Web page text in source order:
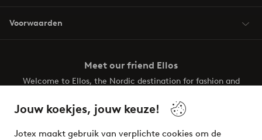
Jouw koekjes, jouw keuze!
Jotex maakt gebruik van verplichte cookies om de
Voorwaarden
Meet our friend Ellos
Welcome to Ellos, the Nordic destination for fashion and
your wardrobe. Your next inspiring look is here!